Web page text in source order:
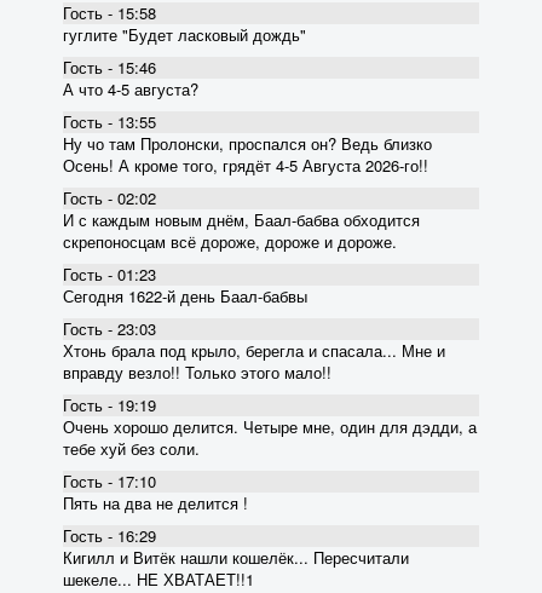
Гость - 15:58
гуглите "Будет ласковый дождь"
Гость - 15:46
А что 4-5 августа?
Гость - 13:55
Ну чо там Пролонски, проспался он? Ведь близко
Осень! А кроме того, грядёт 4-5 Августа 2026-го!!
Гость - 02:02
И с каждым новым днём, Баал-бабва обходится
скрепоносцам всё дороже, дороже и дороже.
Гость - 01:23
Сегодня 1622-й день Баал-бабвы
Гость - 23:03
Хтонь брала под крыло, берегла и спасала... Мне и
вправду везло!! Только этого мало!!
Гость - 19:19
Очень хорошо делится. Четыре мне, один для дэдди, а
тебе хуй без соли.
Гость - 17:10
Пять на два не делится !
Гость - 16:29
Кигилл и Витёк нашли кошелёк... Пересчитали
шекеле... НЕ ХВАТАЕТ!!1